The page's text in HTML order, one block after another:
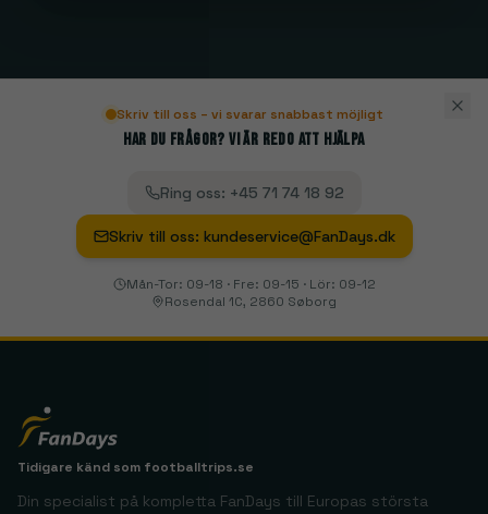
Skriv till oss – vi svarar snabbast möjligt
Har du frågor? Vi är redo att hjälpa
Ring oss: +45 71 74 18 92
Skriv till oss: kundeservice@FanDays.dk
Mån-Tor: 09-18 · Fre: 09-15 · Lör: 09-12
Rosendal 1C, 2860 Søborg
Tidigare känd som footballtrips.se
Din specialist på kompletta FanDays till Europas största